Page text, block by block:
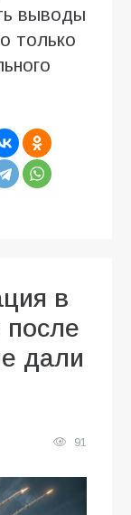
выводы
только
в
после
дали
91